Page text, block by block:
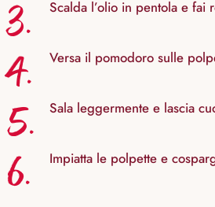
3. Scalda l’olio in pentola e fai
4. Versa il pomodoro sulle
5. Sala leggermente e lascia
6. Impiatta le polpette e